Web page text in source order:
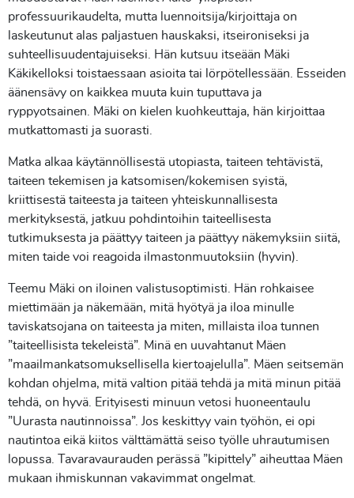
professuurikaudelta, mutta luennoitsija/kirjoittaja on
laskeutunut alas paljastuen hauskaksi, itseironiseksi ja
suhteellisuudentajuiseksi. Hän kutsuu itseään Mäki
Käkikelloksi toistaessaan asioita tai lörpötellessään. Esseiden
äänensävy on kaikkea muuta kuin tuputtava ja
ryppyotsainen. Mäki on kielen kuohkeuttaja, hän kirjoittaa
mutkattomasti ja suorasti.
Matka alkaa käytännöllisestä utopiasta, taiteen tehtävistä,
taiteen tekemisen ja katsomisen/kokemisen syistä,
kriittisestä taiteesta ja taiteen yhteiskunnallisesta
merkityksestä, jatkuu pohdintoihin taiteellisesta
tutkimuksesta ja päättyy taiteen ja päättyy näkemyksiin siitä,
miten taide voi reagoida ilmastonmuutoksiin (hyvin).
Teemu Mäki on iloinen valistusoptimisti. Hän rohkaisee
miettimään ja näkemään, mitä hyötyä ja iloa minulle
taviskatsojana on taiteesta ja miten, millaista iloa tunnen
”taiteellisista tekeleistä”. Minä en uuvahtanut Mäen
”maailmankatsomuksellisella kiertoajelulla”. Mäen seitsemän
kohdan ohjelma, mitä valtion pitää tehdä ja mitä minun pitää
tehdä, on hyvä. Erityisesti minuun vetosi huoneentaulu
”Uurasta nautinnoissa”. Jos keskittyy vain työhön, ei opi
nautintoa eikä kiitos välttämättä seiso työlle uhrautumisen
lopussa. Tavaravaurauden perässä ”kipittely” aiheuttaa Mäen
mukaan ihmiskunnan vakavimmat ongelmat.